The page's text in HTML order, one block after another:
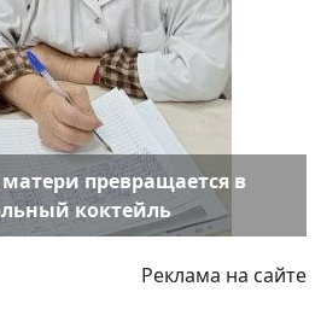
превращается в
коктейль
Реклама на сайте